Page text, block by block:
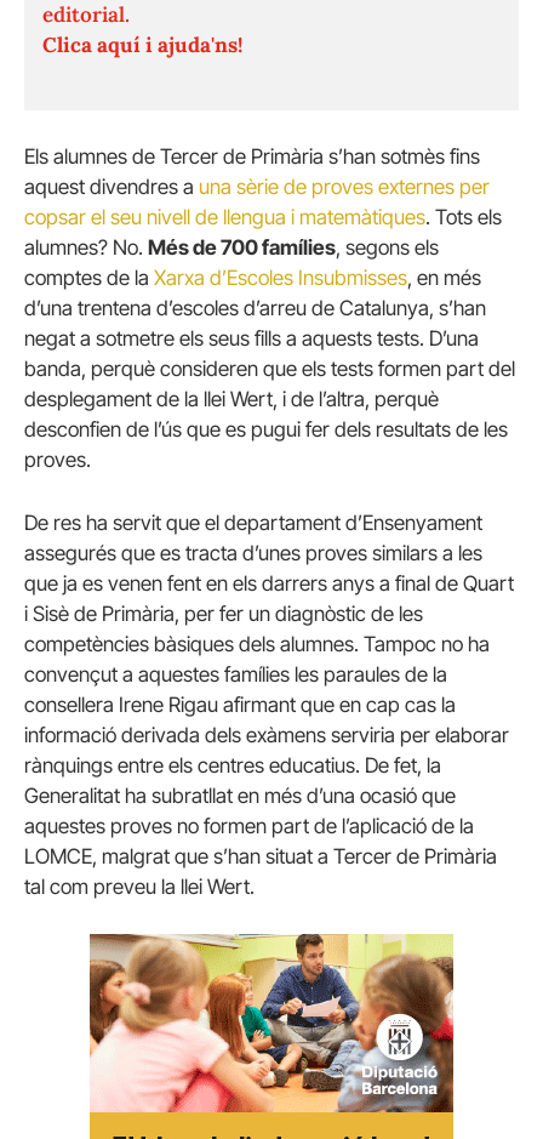
editorial.
Clica aquí i ajuda'ns!
Els alumnes de Tercer de Primària s’han sotmès fins
aquest divendres a una sèrie de proves externes per
copsar el seu nivell de llengua i matemàtiques. Tots els
alumnes? No. Més de 700 famílies, segons els
comptes de la Xarxa d’Escoles Insubmisses, en més
d’una trentena d’escoles d’arreu de Catalunya, s’han
negat a sotmetre els seus fills a aquests tests. D’una
banda, perquè consideren que els tests formen part del
desplegament de la llei Wert, i de l’altra, perquè
desconfien de l’ús que es pugui fer dels resultats de les
proves.
De res ha servit que el departament d’Ensenyament
assegurés que es tracta d’unes proves similars a les
que ja es venen fent en els darrers anys a final de Quart
i Sisè de Primària, per fer un diagnòstic de les
competències bàsiques dels alumnes. Tampoc no ha
convençut a aquestes famílies les paraules de la
consellera Irene Rigau afirmant que en cap cas la
informació derivada dels exàmens serviria per elaborar
rànquings entre els centres educatius. De fet, la
Generalitat ha subratllat en més d’una ocasió que
aquestes proves no formen part de l’aplicació de la
LOMCE, malgrat que s’han situat a Tercer de Primària
tal com preveu la llei Wert.